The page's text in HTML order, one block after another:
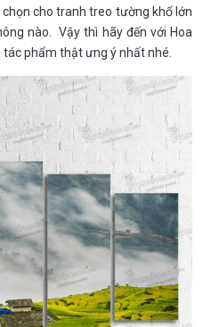
cho tranh treo tường khổ lớn
nào. Vậy thì hãy đến với Hoa
phẩm thật ưng ý nhất nhé.